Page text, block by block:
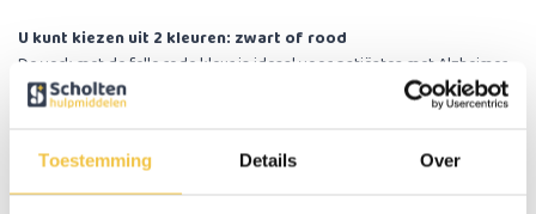
Toestemming Details Over
U kunt kiezen uit 2 kleuren: zwart of rood
De vork met de felle rode kleur is ideaal voor patiënten met Alzheimer.
Wetenschappelijk onderzoek heeft aangetoond dat mensen met
Alzheimer 25% meer voedsel tot zich nemen en 84% meer drinken bij
Belangrijke eigenschappen: